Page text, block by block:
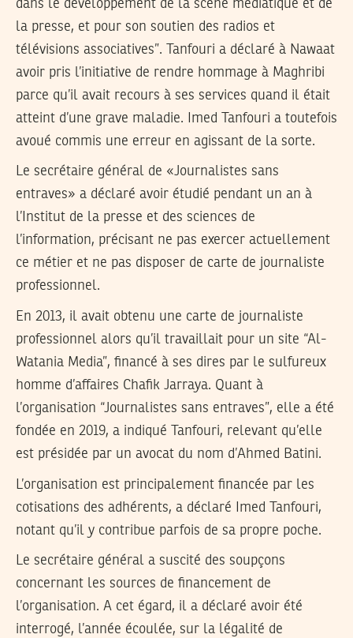
dans le développement de la scène médiatique et de
la presse, et pour son soutien des radios et
télévisions associatives”. Tanfouri a déclaré à Nawaat
avoir pris l’initiative de rendre hommage à Maghribi
parce qu’il avait recours à ses services quand il était
atteint d’une grave maladie. Imed Tanfouri a toutefois
avoué commis une erreur en agissant de la sorte.
Le secrétaire général de «Journalistes sans
entraves» a déclaré avoir étudié pendant un an à
l’Institut de la presse et des sciences de
l’information, précisant ne pas exercer actuellement
ce métier et ne pas disposer de carte de journaliste
professionnel.
En 2013, il avait obtenu une carte de journaliste
professionnel alors qu’il travaillait pour un site “Al-
Watania Media”, financé à ses dires par le sulfureux
homme d’affaires Chafik Jarraya. Quant à
l’organisation “Journalistes sans entraves”, elle a été
fondée en 2019, a indiqué Tanfouri, relevant qu’elle
est présidée par un avocat du nom d’Ahmed Batini.
L’organisation est principalement financée par les
cotisations des adhérents, a déclaré Imed Tanfouri,
notant qu’il y contribue parfois de sa propre poche.
Le secrétaire général a suscité des soupçons
concernant les sources de financement de
l’organisation. A cet égard, il a déclaré avoir été
interrogé, l’année écoulée, sur la légalité de